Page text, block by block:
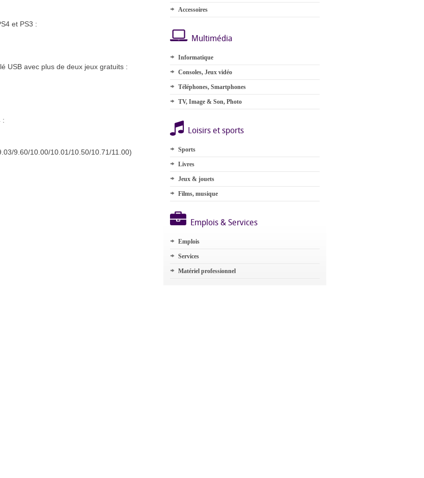
et PS3 :
USB avec plus de deux jeux gratuits :
:
9.60/10.00/10.01/10.50/10.71/11.00)
Accessoires
Multimédia
Informatique
Consoles, Jeux vidéo
Téléphones, Smartphones
TV, Image & Son, Photo
Loisirs et sports
Sports
Livres
Jeux & jouets
Films, musique
Emplois & Services
Emplois
Services
Matériel professionnel